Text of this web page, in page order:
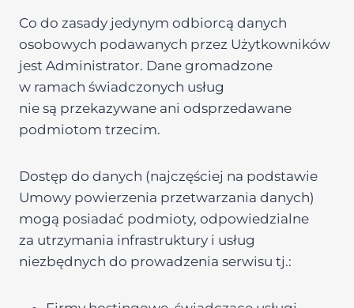
Co do zasady jedynym odbiorcą danych
osobowych podawanych przez Użytkowników
jest Administrator. Dane gromadzone
w ramach świadczonych usług
nie są przekazywane ani odsprzedawane
podmiotom trzecim.
Dostęp do danych (najczęściej na podstawie
Umowy powierzenia przetwarzania danych)
mogą posiadać podmioty, odpowiedzialne
za utrzymania infrastruktury i usług
niezbędnych do prowadzenia serwisu tj.: